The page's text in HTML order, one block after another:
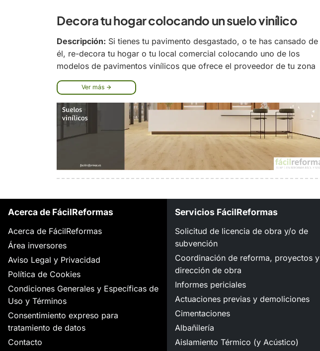
Decora tu hogar colocando un suelo vinílico
Descripción: Si tienes tu pavimento desgastado, o te has cansado de
él, re-decora tu hogar o tu local comercial colocando uno de los
modelos de pavimentos vinílicos que ofrece el proveedor de tu zona
Ver más
Acerca de FácilReformas
Acerca de FácilReformas
Área inversores
Aviso Legal y Privacidad
Política de Cookies
Condiciones Generales y Específicas de
Uso y Términos
Consentimiento expreso para
tratamiento de datos
Contacto
Servicios FácilReformas
Solicitud de licencia de obra y/o de
subvención
Coordinación de reforma, proyectos y
dirección de obra
Informes periciales
Actuaciones previas y demoliciones
Cimentaciones
Albañilería
Aislamiento Térmico (y Acústico)